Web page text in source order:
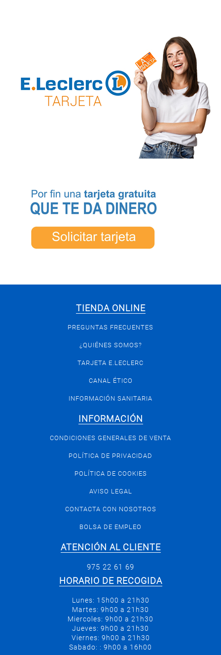
TIENDA ONLINE
PREGUNTAS FRECUENTES
¿QUIÉNES SOMOS?
TARJETA E.LECLERC
CANAL ÉTICO
INFORMACIÓN SANITARIA
INFORMACIÓN
CONDICIONES GENERALES DE VENTA
POLÍTICA DE PRIVACIDAD
POLÍTICA DE COOKIES
AVISO LEGAL
CONTACTA CON NOSOTROS
BOLSA DE EMPLEO
ATENCIÓN AL CLIENTE
975 22 61 69
HORARIO DE RECOGIDA
Lunes: 15h00 a 21h30
Martes: 9h00 a 21h30
Miercoles: 9h00 a 21h30
Jueves: 9h00 a 21h30
Viernes: 9h00 a 21h30
Sabado: : 9h00 a 16h00